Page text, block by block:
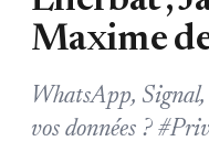
Maxime
WhatsApp, Signal,
vos données ?